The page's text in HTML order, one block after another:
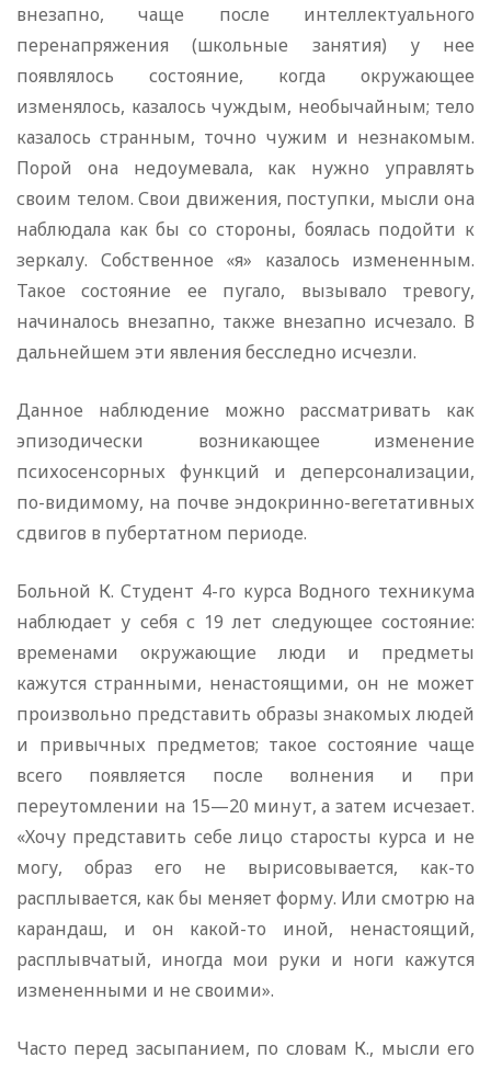
внезапно, чаще после интеллектуального
перенапряжения (школьные занятия) у нее
появлялось состояние, когда окружающее
изменялось, казалось чуждым, необычайным; тело
казалось странным, точно чужим и незнакомым.
Порой она недоумевала, как нужно управлять
своим телом. Свои движения, поступки, мысли она
наблюдала как бы со стороны, боялась подойти к
зеркалу. Собственное «я» казалось измененным.
Такое состояние ее пугало, вызывало тревогу,
начиналось внезапно, также внезапно исчезало. В
дальнейшем эти явления бесследно исчезли.
Данное наблюдение можно рассматривать как
эпизодически возникающее изменение
психосенсорных функций и деперсонализации,
по-видимому, на почве эндокринно-вегетативных
сдвигов в пубертатном периоде.
Больной К. Студент 4-го курса Водного техникума
наблюдает у себя с 19 лет следующее состояние:
временами окружающие люди и предметы
кажутся странными, ненастоящими, он не может
произвольно представить образы знакомых людей
и привычных предметов; такое состояние чаще
всего появляется после волнения и при
переутомлении на 15—20 минут, а затем исчезает.
«Хочу представить себе лицо старосты курса и не
могу, образ его не вырисовывается, как-то
расплывается, как бы меняет форму. Или смотрю на
карандаш, и он какой-то иной, ненастоящий,
расплывчатый, иногда мои руки и ноги кажутся
измененными и не своими».
Часто перед засыпанием, по словам К., мысли его